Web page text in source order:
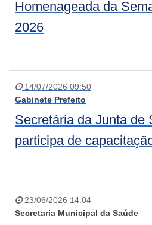
Homenageada da
2026
14/07/2026 09:50
Gabinete Prefeito
Secretária da Junta de
participa de
23/06/2026 14:04
Secretaria Municipal da Saúde